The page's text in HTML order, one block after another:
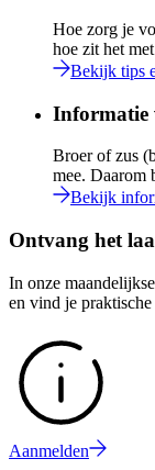
Hoe zorg je
hoe zit het
Bekijk tips
Informatie
Broer of zus
mee. Daarom
Bekijk
Ontvang het
In onze
en vind je
Aanmelden